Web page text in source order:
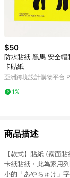
$50
防水貼紙 黑馬 安全帽貼紙 悠遊
卡貼紙
亞洲跨境設計購物平台
1%
商品描述
【款式】貼紙 (霧面
卡紙貼紙・此為家用
小的「あやちゅけ」